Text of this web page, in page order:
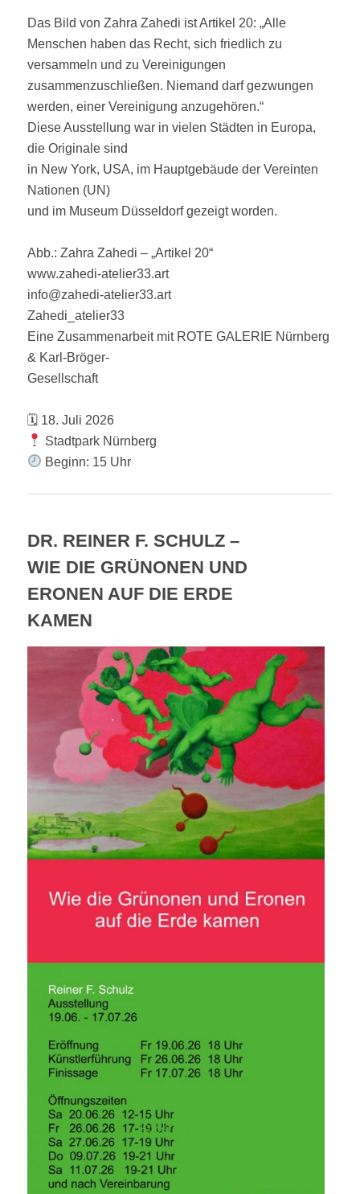
Das Bild von Zahra Zahedi ist Artikel 20: „Alle
Menschen haben das Recht, sich friedlich zu
versammeln und zu Vereinigungen
zusammenzuschließen. Niemand darf gezwungen
werden, einer Vereinigung anzugehören.“
Diese Ausstellung war in vielen Städten in Europa,
die Originale sind
in New York, USA, im Hauptgebäude der Vereinten
Nationen (UN)
und im Museum Düsseldorf gezeigt worden.
Abb.: Zahra Zahedi – „Artikel 20“
www.zahedi-atelier33.art
info@zahedi-atelier33.art
Zahedi_atelier33
Eine Zusammenarbeit mit ROTE GALERIE Nürnberg
& Karl-Bröger-
Gesellschaft
🗓 18. Juli 2026
Stadtpark Nürnberg
Beginn: 15 Uhr
DR. REINER F. SCHULZ –
WIE DIE GRÜNONEN UND
ERONEN AUF DIE ERDE
KAMEN